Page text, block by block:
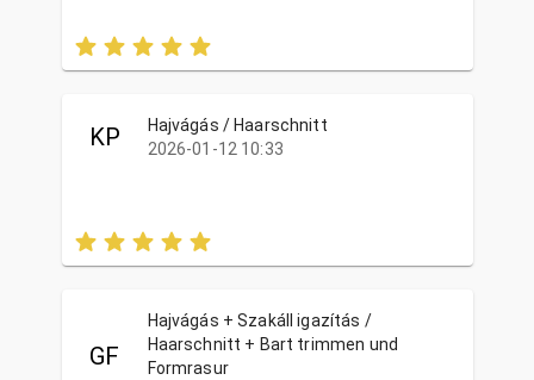
KP
Hajvágás / Haarschnitt
2026-01-12 10:33
GF
Hajvágás + Szakáll igazítás /
Haarschnitt + Bart trimmen und
Formrasur